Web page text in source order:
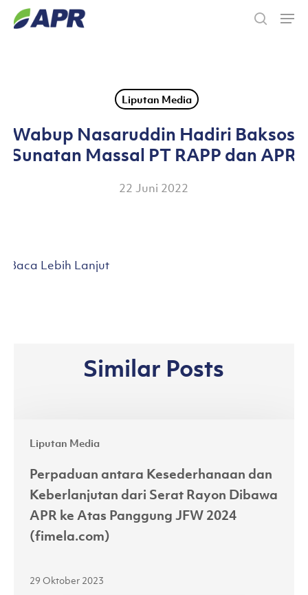
Skip
Liputan Media
Wabup Nasaruddin Hadiri Baksos
Sunatan Massal PT RAPP dan APR
22 Juni 2022
Baca Lebih Lanjut
Similar Posts
Liputan Media
antara
Kesederhanaan
dan
Keberlanjutan
dari
Serat
Dibawa
Perpaduan antara Kesederhanaan dan
Keberlanjutan dari Serat Rayon Dibawa
APR ke Atas Panggung JFW 2024
(fimela.com)
29 Oktober 2023